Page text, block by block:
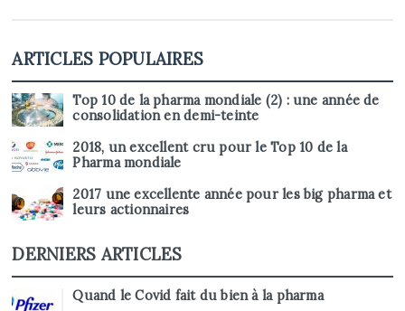
ARTICLES POPULAIRES
Top 10 de la pharma mondiale (2) : une année de
consolidation en demi-teinte
2018, un excellent cru pour le Top 10 de la
Pharma mondiale
2017 une excellente année pour les big pharma et
leurs actionnaires
DERNIERS ARTICLES
Quand le Covid fait du bien à la pharma